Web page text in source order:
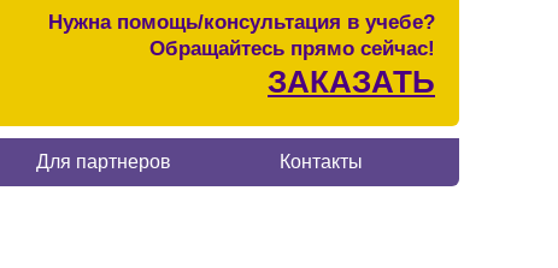
Нужна помощь/консультация в учебе?
Обращайтесь прямо сейчас!
ЗАКАЗАТЬ
Для партнеров Контакты